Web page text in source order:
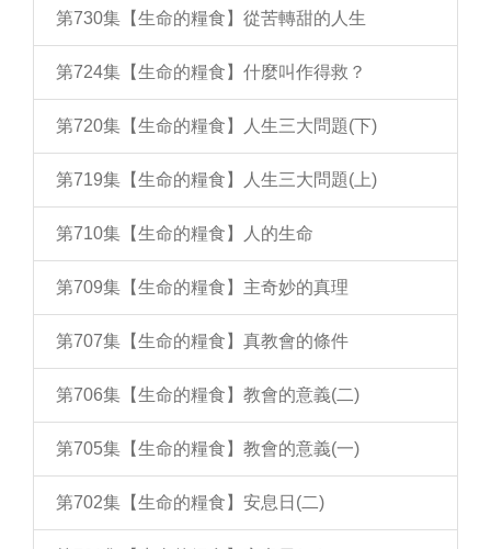
第730集【生命的糧食】從苦轉甜的人生
第724集【生命的糧食】什麼叫作得救？
第720集【生命的糧食】人生三大問題(下)
第719集【生命的糧食】人生三大問題(上)
第710集【生命的糧食】人的生命
第709集【生命的糧食】主奇妙的真理
第707集【生命的糧食】真教會的條件
第706集【生命的糧食】教會的意義(二)
第705集【生命的糧食】教會的意義(一)
第702集【生命的糧食】安息日(二)